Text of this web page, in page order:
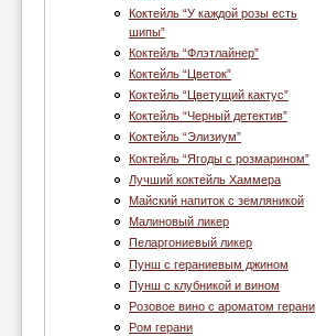
Коктейль “У каждой розы есть
шипы”
Коктейль “Флэтлайнер”
Коктейль “Цветок”
Коктейль “Цветущий кактус”
Коктейль “Черный детектив”
Коктейль “Элизиум”
Коктейль “Ягоды с розмарином”
Лучший коктейль Хаммера
Майский напиток с земляникой
Малиновый ликер
Пеларгониевый ликер
Пунш с гераниевым джином
Пунш с клубникой и вином
Розовое вино с ароматом герани
Ром герани